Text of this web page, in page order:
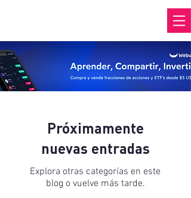
Próximamente
nuevas entradas
Explora otras categorías en este
blog o vuelve más tarde.